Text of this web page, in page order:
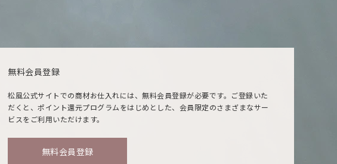
無料会員登録
松風公式サイトでの商材お仕入れには、無料会員登録が必要です。ご登録いた
だくと、ポイント還元プログラムをはじめとした、会員限定のさまざまなサー
ビスをご利用いただけます。
無料会員登録